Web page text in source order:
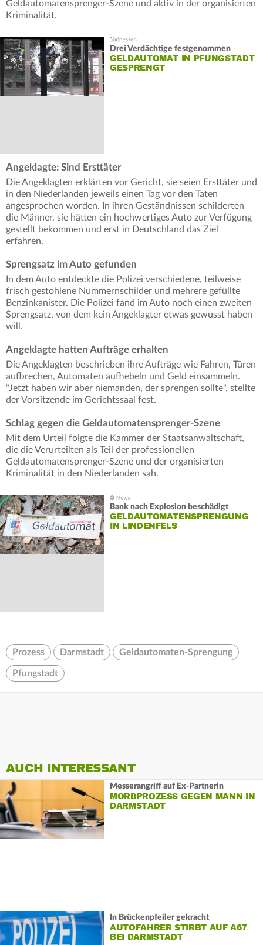
Geldautomatensprenger-Szene und aktiv in der organisierten
Kriminalität.
Drei Verdächtige festgenommen
GELDAUTOMAT IN PFUNGSTADT
GESPRENGT
Angeklagte: Sind Ersttäter
Die Angeklagten erklärten vor Gericht, sie seien Ersttäter und
in den Niederlanden jeweils einen Tag vor den Taten
angesprochen worden. In ihren Geständnissen schilderten
die Männer, sie hätten ein hochwertiges Auto zur Verfügung
gestellt bekommen und erst in Deutschland das Ziel
erfahren.
Sprengsatz im Auto gefunden
In dem Auto entdeckte die Polizei verschiedene, teilweise
frisch gestohlene Nummernschilder und mehrere gefüllte
Benzinkanister. Die Polizei fand im Auto noch einen zweiten
Sprengsatz, von dem kein Angeklagter etwas gewusst haben
will.
Angeklagte hatten Aufträge erhalten
Die Angeklagten beschrieben ihre Aufträge wie Fahren, Türen
aufbrechen, Automaten aufhebeln und Geld einsammeln.
"Jetzt haben wir aber niemanden, der sprengen sollte", stellte
der Vorsitzende im Gerichtssaal fest.
Schlag gegen die Geldautomatensprenger-Szene
Mit dem Urteil folgte die Kammer der Staatsanwaltschaft,
die die Verurteilten als Teil der professionellen
Geldautomatensprenger-Szene und der organisierten
Kriminalität in den Niederlanden sah.
Bank nach Explosion beschädigt
GELDAUTOMATENSPRENGUNG
IN LINDENFELS
Prozess Darmstadt Geldautomaten-Sprengung
Pfungstadt
AUCH INTERESSANT
Messerangriff auf Ex-Partnerin
MORDPROZESS GEGEN MANN IN
DARMSTADT
In Brückenpfeiler gekracht
AUTOFAHRER STIRBT AUF A67
BEI DARMSTADT